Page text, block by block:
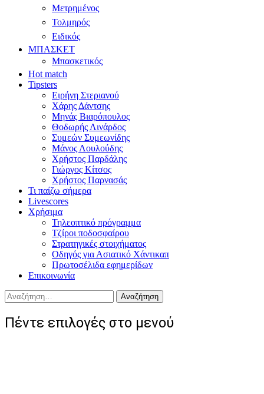
Μετρημένος
Τολμηρός
Ειδικός
ΜΠΑΣΚΕΤ
Μπασκετικός
Hot match
Tipsters
Ειρήνη Στεριανού
Χάρης Δάντσης
Μηνάς Βιαρόπουλος
Θοδωρής Λινάρδος
Συμεών Συμεωνίδης
Μάνος Λουλούδης
Χρήστος Παρδάλης
Γιώργος Κίτσος
Χρήστος Παρνασάς
Τι παίζω σήμερα
Livescores
Χρήσιμα
Τηλεοπτικό πρόγραμμα
Τζίροι ποδοσφαίρου
Στρατηγικές στοιχήματος
Οδηγός για Ασιατικό Χάντικαπ
Πρωτοσέλιδα εφημερίδων
Επικοινωνία
Αναζήτηση
για:
Πέντε επιλογές στο μενού